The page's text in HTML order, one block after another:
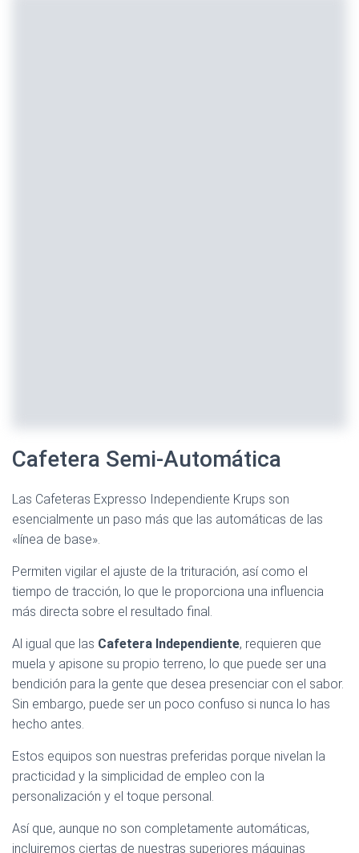
Cafetera Semi-Automática
Las Cafeteras Expresso Independiente Krups son
esencialmente un paso más que las automáticas de las
«línea de base».
Permiten vigilar el ajuste de la trituración, así como el
tiempo de tracción, lo que le proporciona una influencia
más directa sobre el resultado final.
Al igual que las Cafetera Independiente, requieren que
muela y apisone su propio terreno, lo que puede ser una
bendición para la gente que desea presenciar con el sabor.
Sin embargo, puede ser un poco confuso si nunca lo has
hecho antes.
Estos equipos son nuestras preferidas porque nivelan la
practicidad y la simplicidad de empleo con la
personalización y el toque personal.
Así que, aunque no son completamente automáticas,
incluiremos ciertas de nuestras superiores máquinas